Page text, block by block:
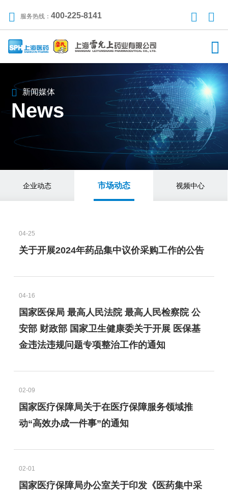
服务热线： 400-225-8141
新闻媒体
News
企业动态 市场动态 视频中心
04-25
关于开展2024年药品集中议价采购工作的公告
04-16
国家医保局 最高人民法院 最高人民检察院 公
安部 财政部 国家卫生健康委关于开展 医保基
金违法违规问题专项整治工作的通知
02-09
国家医疗保障局关于在医疗保障服务领域推
动“高效办成一件事”的通知
02-01
国家医疗保障局办公室关于印发《医药集中采